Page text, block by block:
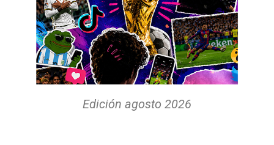
Edición agosto 2026